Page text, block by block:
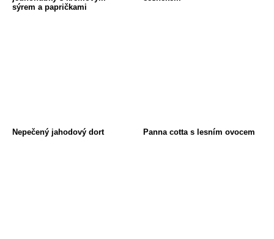
sýrem a papričkami
Nepečený jahodový dort Panna cotta s lesním ovocem